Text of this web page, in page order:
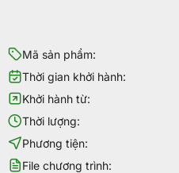
Mã sản phẩm:
Thời gian khởi hành:
Khởi hành từ:
Thời lượng:
Phương tiện:
File chương trình: